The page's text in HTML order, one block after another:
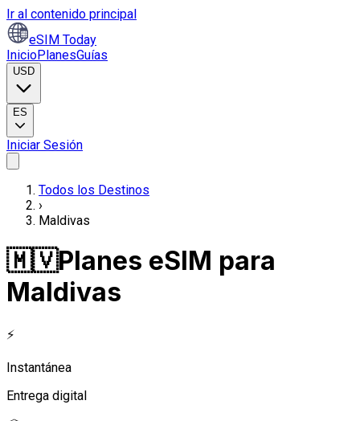
Ir al contenido principal
eSIM Today
InicioPlanesGuías
USD
ES
Iniciar Sesión
Todos los Destinos
›
Maldivas
🇲🇻Planes eSIM para
Maldivas
⚡
Instantánea
Entrega digital